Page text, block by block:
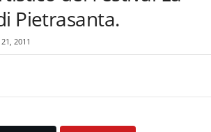
Pietrasanta.
2011